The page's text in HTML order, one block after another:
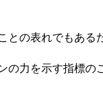
の表れでもある
力を示す指標